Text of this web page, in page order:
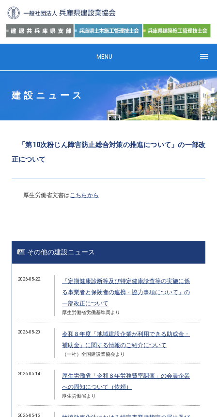
MENU
建設ニュース
「第10次粉じん障害防止総合対策の推進について」の一部改
正について
厚生労働省文書はこちらから
その他の建設ニュース
2026-05-22
「定期健康診断等及び特定健康診査等の実施に係
る事業者と保険者の連携・協力事項について」の
一部改正について
厚生労働省労働基準局より
2026-05-20
令和８年度「地域建設企業が利用できる助成金・
補助金」に関する情報のご紹介について
（一社）全国建設業協会より
2026-05-14
厚生労働省「令和８年労務費率調査」の会員企業
への周知について（依頼）
厚生労働省より
2026-05-13